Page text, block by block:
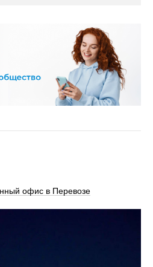
офис в Перевозе